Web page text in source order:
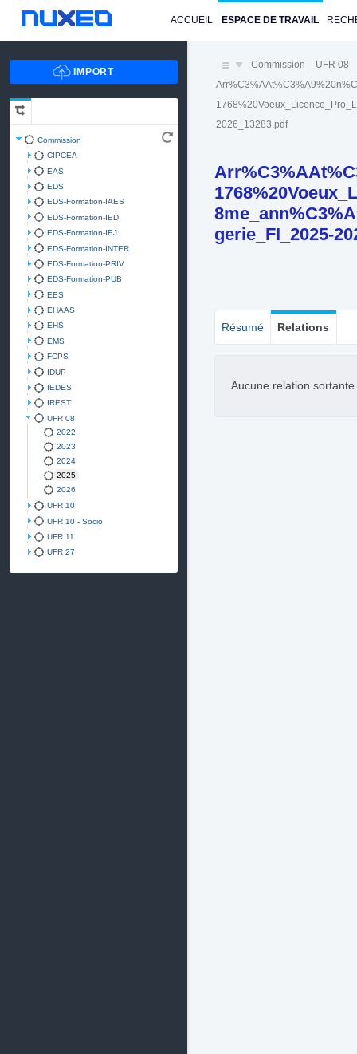
ACCUEIL ESPACE DE TRAVAIL
Commission
CIPCEA
EAS
EDS
EDS-Formation-IAES
EDS-Formation-IED
EDS-Formation-IEJ
EDS-Formation-INTER
EDS-Formation-PRIV
EDS-Formation-PUB
EES
EHAAS
EHS
EMS
FCPS
IDUP
IEDES
IREST
UFR 08
2022
2023
2024
2025
2026
UFR 10
UFR 10 - Socio
UFR 11
UFR 27
Commission UFR 08
2026_13283.pdf
gerie_FI_2025-
Résumé Relations
Aucune relation